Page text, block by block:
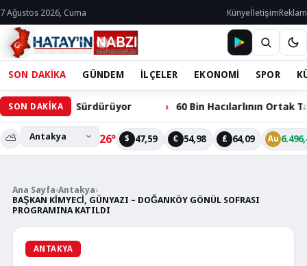
7 Ağustos 2026, Cuma KünyeİletişimReklam
SON DAKİKA GÜNDEM İLÇELER EKONOMİ SPOR
SON DAKİKASürdürüyor 60 Bin Hacılarlının Ortak Talebi:
⛅ 26° $ 47,59 € 54,98 £ 64,09 Au
Ana Sayfa›Antakya›
BAŞKAN KİMYECİ, GÜNYAZI – DOĞANKÖY GÖNÜL SOFRASI
PROGRAMINA KATILDI
ANTAKYA